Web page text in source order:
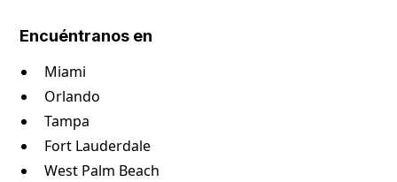
Encuéntranos en
Miami
Orlando
Tampa
Fort Lauderdale
West Palm Beach